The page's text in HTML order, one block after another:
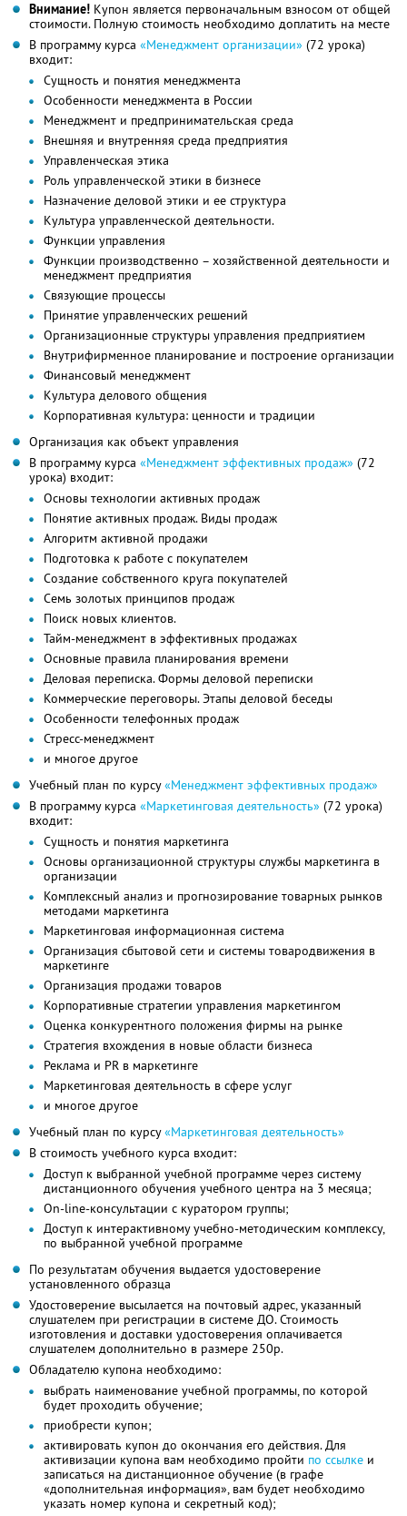
Внимание! Купон является первоначальным взносом от общей
стоимости. Полную стоимость необходимо доплатить на месте
В программу курса «Менеджмент организации» (72 урока)
входит:
Сущность и понятия менеджмента
Особенности менеджмента в России
Менеджмент и предпринимательская среда
Внешняя и внутренняя среда предприятия
Управленческая этика
Роль управленческой этики в бизнесе
Назначение деловой этики и ее структура
Культура управленческой деятельности.
Функции управления
Функции производственно – хозяйственной деятельности и
менеджмент предприятия
Связующие процессы
Принятие управленческих решений
Организационные структуры управления предприятием
Внутрифирменное планирование и построение организации
Финансовый менеджмент
Культура делового общения
Корпоративная культура: ценности и традиции
Организация как объект управления
В программу курса «Менеджмент эффективных продаж» (72
урока) входит:
Основы технологии активных продаж
Понятие активных продаж. Виды продаж
Алгоритм активной продажи
Подготовка к работе с покупателем
Создание собственного круга покупателей
Семь золотых принципов продаж
Поиск новых клиентов.
Тайм-менеджмент в эффективных продажах
Основные правила планирования времени
Деловая переписка. Формы деловой переписки
Коммерческие переговоры. Этапы деловой беседы
Особенности телефонных продаж
Стресс-менеджмент
и многое другое
Учебный план по курсу«Менеджмент эффективных продаж»
В программу курса «Маркетинговая деятельность» (72 урока)
входит:
Сущность и понятия маркетинга
Основы организационной структуры службы маркетинга в
организации
Комплексный анализ и прогнозирование товарных рынков
методами маркетинга
Маркетинговая информационная система
Организация сбытовой сети и системы товародвижения в
маркетинге
Организация продажи товаров
Корпоративные стратегии управления маркетингом
Оценка конкурентного положения фирмы на рынке
Стратегия вхождения в новые области бизнеса
Реклама и PR в маркетинге
Маркетинговая деятельность в сфере услуг
и многое другое
Учебный план по курсу«Маркетинговая деятельность»
В стоимость учебного курса входит:
Доступ к выбранной учебной программе через систему
дистанционного обучения учебного центра на 3 месяца;
Оn-line-консультации с куратором группы;
Доступ к интерактивному учебно-методическим комплексу,
по выбранной учебной программе
По результатам обучения выдается удостоверение
установленного образца
Удостоверение высылается на почтовый адрес, указанный
слушателем при регистрации в системе ДО. Стоимость
изготовления и доставки удостоверения оплачивается
слушателем дополнительно в размере 250р.
Обладателю купона необходимо:
выбрать наименование учебной программы, по которой
будет проходить обучение;
приобрести купон;
активировать купон до окончания его действия. Для
активизации купона вам необходимо пройти по ссылке и
записаться на дистанционное обучение (в графе
«дополнительная информация», вам будет необходимо
указать номер купона и секретный код);